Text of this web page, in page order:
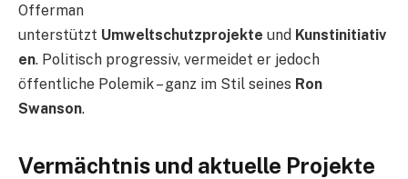
Offerman
unterstützt Umweltschutzprojekte und Kunstinitiativ
en. Politisch progressiv, vermeidet er jedoch
öffentliche Polemik – ganz im Stil seines Ron
Swanson.
Vermächtnis und aktuelle Projekte